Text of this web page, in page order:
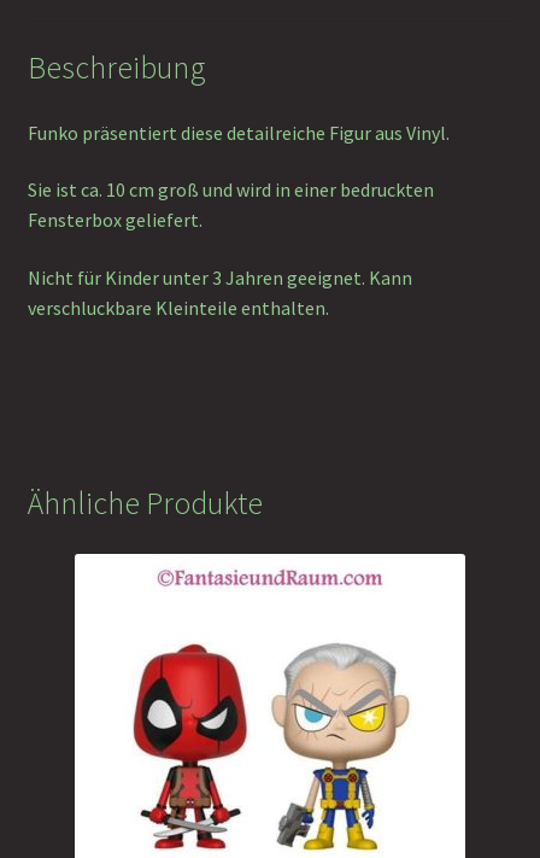
Beschreibung
Funko präsentiert diese detailreiche Figur aus Vinyl.
Sie ist ca. 10 cm groß und wird in einer bedruckten
Fensterbox geliefert.
Nicht für Kinder unter 3 Jahren geeignet. Kann
verschluckbare Kleinteile enthalten.
Ähnliche Produkte